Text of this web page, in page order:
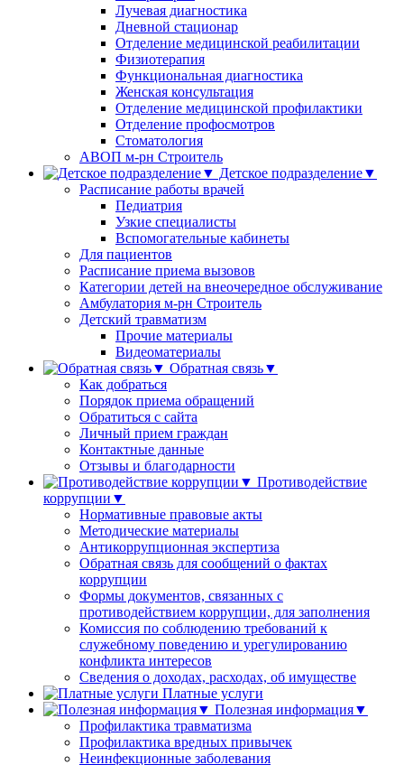
Лучевая диагностика
Дневной стационар
Отделение медицинской реабилитации
Физиотерапия
Функциональная диагностика
Женская консультация
Отделение медицинской профилактики
Отделение профосмотров
Стоматология
АВОП м-рн Строитель
Детское подразделение▼
Расписание работы врачей
Педиатрия
Узкие специалисты
Вспомогательные кабинеты
Для пациентов
Расписание приема вызовов
Категории детей на внеочередное обслуживание
Амбулатория м-рн Строитель
Детский травматизм
Прочие материалы
Видеоматериалы
Обратная связь▼
Как добраться
Порядок приема обращений
Обратиться с сайта
Личный прием граждан
Контактные данные
Отзывы и благодарности
Противодействие
коррупции▼
Нормативные правовые акты
Методические материалы
Антикоррупционная экспертиза
Обратная связь для сообщений о фактах
коррупции
Формы документов, связанных с
противодействием коррупции, для заполнения
Комиссия по соблюдению требований к
служебному поведению и урегулированию
конфликта интересов
Сведения о доходах, расходах, об имуществе
Платные услуги
Полезная информация▼
Профилактика травматизма
Профилактика вредных привычек
Неинфекционные заболевания